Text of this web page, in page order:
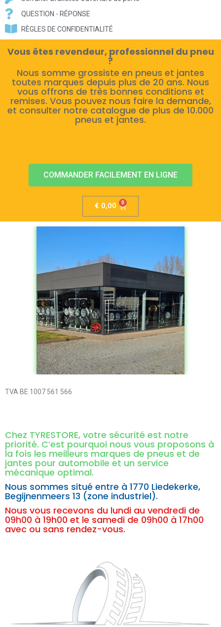
QUESTION - RÉPONSE
RÈGLES DE CONFIDENTIALITÉ
Vous êtes revendeur, professionnel du pneu
?
Nous somme grossiste en pneus et jantes
toutes marques depuis plus de 20 ans. Nous
vous offrons de très bonnes conditions et
remises. Vous pouvez nous faire la demande,
et consulter notre catalogue de plus de 10.000
pneus et jantes.
COMMANDER FACILEMENT EN LIGNE
€ 0,00
TVA BE 1007 561 566
Chez TYRESTORE, votre sécurité est notre
priorité. C’est pourquoi nous vous proposons à
la fois les meilleurs marques de pneus et de
jantes pour automobile et un service
mécanique optimal.
Nous sommes situé entre à 1770 Liedekerke,
Begijnenmeers 13 (zone industriel).
Nous vous recevons du lundi au vendredi de
09h00 à 19h00 et le samedi de 09h00 à 17h00
avec ou sans rendez-vous.